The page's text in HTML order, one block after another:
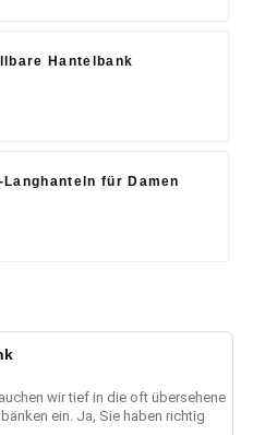
Hantelbank
für Damen
wir tief in die oft übersehene
ein. Ja, Sie haben richtig